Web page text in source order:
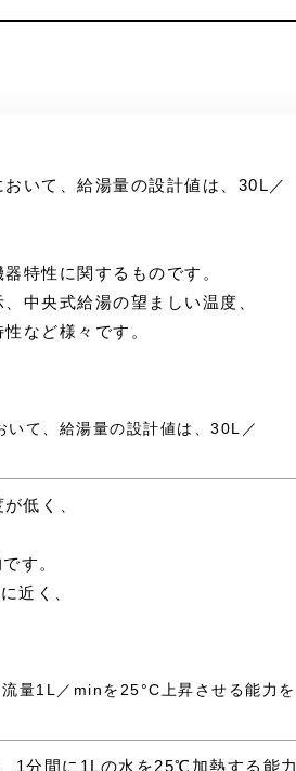
いて、給湯量の設計値は、30L／
特性に関するものです。
中央式給湯の望ましい温度、
など様々です。
て、給湯量の設計値は、30L／
低く、
す。
近く、
量1L／minを25°C上昇させる能力を
1分間に1Lの水を25℃加熱する能力